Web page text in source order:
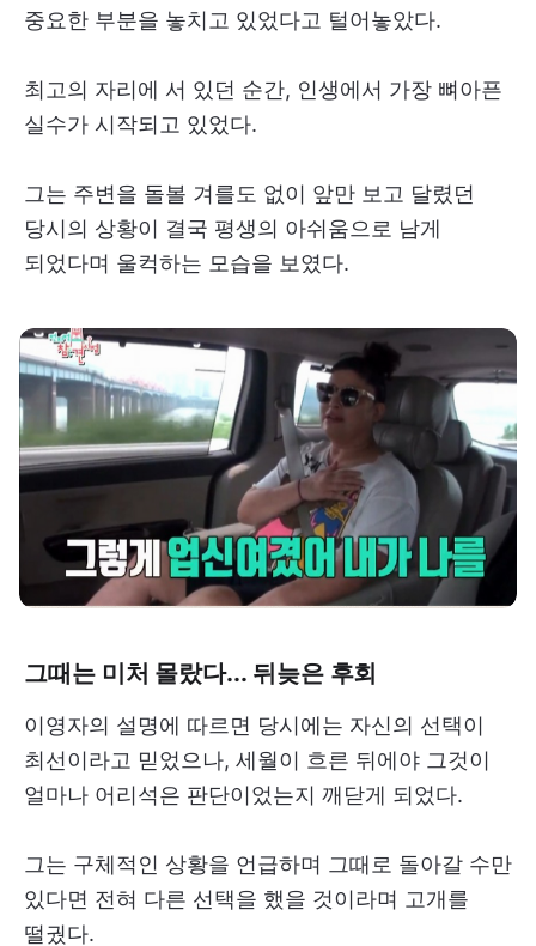
중요한 부분을 놓치고 있었다고 털어놓았다.
최고의 자리에 서 있던 순간, 인생에서 가장 뼈아픈
실수가 시작되고 있었다.
그는 주변을 돌볼 겨를도 없이 앞만 보고 달렸던
당시의 상황이 결국 평생의 아쉬움으로 남게
되었다며 울컥하는 모습을 보였다.
그때는 미처 몰랐다... 뒤늦은 후회
이영자의 설명에 따르면 당시에는 자신의 선택이
최선이라고 믿었으나, 세월이 흐른 뒤에야 그것이
얼마나 어리석은 판단이었는지 깨닫게 되었다.
그는 구체적인 상황을 언급하며 그때로 돌아갈 수만
있다면 전혀 다른 선택을 했을 것이라며 고개를
떨궜다.